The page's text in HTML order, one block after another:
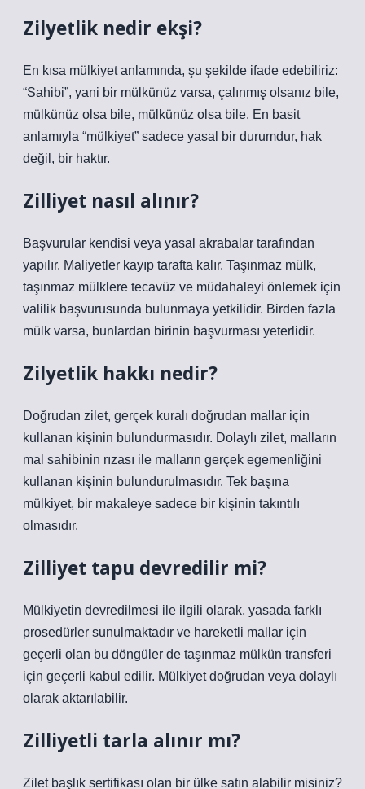
Zilyetlik nedir ekşi?
En kısa mülkiyet anlamında, şu şekilde ifade edebiliriz:
“Sahibi”, yani bir mülkünüz varsa, çalınmış olsanız bile,
mülkünüz olsa bile, mülkünüz olsa bile. En basit
anlamıyla “mülkiyet” sadece yasal bir durumdur, hak
değil, bir haktır.
Zilliyet nasıl alınır?
Başvurular kendisi veya yasal akrabalar tarafından
yapılır. Maliyetler kayıp tarafta kalır. Taşınmaz mülk,
taşınmaz mülklere tecavüz ve müdahaleyi önlemek için
valilik başvurusunda bulunmaya yetkilidir. Birden fazla
mülk varsa, bunlardan birinin başvurması yeterlidir.
Zilyetlik hakkı nedir?
Doğrudan zilet, gerçek kuralı doğrudan mallar için
kullanan kişinin bulundurmasıdır. Dolaylı zilet, malların
mal sahibinin rızası ile malların gerçek egemenliğini
kullanan kişinin bulundurulmasıdır. Tek başına
mülkiyet, bir makaleye sadece bir kişinin takıntılı
olmasıdır.
Zilliyet tapu devredilir mi?
Mülkiyetin devredilmesi ile ilgili olarak, yasada farklı
prosedürler sunulmaktadır ve hareketli mallar için
geçerli olan bu döngüler de taşınmaz mülkün transferi
için geçerli kabul edilir. Mülkiyet doğrudan veya dolaylı
olarak aktarılabilir.
Zilliyetli tarla alınır mı?
Zilet başlık sertifikası olan bir ülke satın alabilir misiniz?